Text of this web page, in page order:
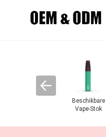
Beschikbare
Vape-Stok